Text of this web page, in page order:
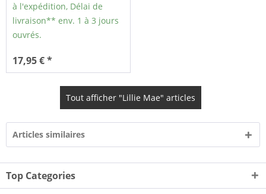
à l'expédition, Délai de
livraison** env. 1 à 3 jours
ouvrés.
17,95 € *
Tout afficher "Lillie Mae" articles
Articles similaires
Top Categories